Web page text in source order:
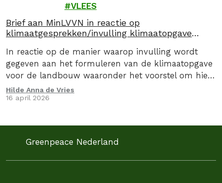
VLEES
Brief aan MinLVVN in reactie op
klimaatgesprekken/invulling klimaatopgave
In reactie op de manier waarop invulling wordt
gegeven aan het formuleren van de klimaatopgave
voor de landbouw waaronder het voorstel om hier
via een convenant invulling aan te geven, stuurden
we op 16 april 2026, samen met de Caring Farmers
Minister van Landbouw, Visserij, Voedselzekerheid…
Hilde Anna de Vries
16 april 2026
Greenpeace Nederland